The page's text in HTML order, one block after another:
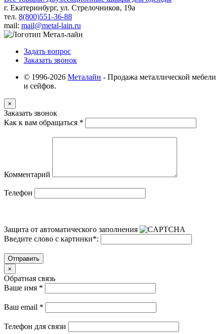
г. Екатеринбург, ул. Стрелочников, 19а
тел. 8(800)551-36-88
mail: mail@metal-lain.ru
Задать вопрос
Заказать звонок
© 1996-2026 Металайн - Продажа металлической мебели
и сейфов.
×
Заказать звонок
Как к вам обращаться *
Комментарий
Телефон
Защита от автоматического заполнения
Введите слово с картинки*:
Отправить
×
Обратная связь
Ваше имя *
Ваш email *
Телефон для связи